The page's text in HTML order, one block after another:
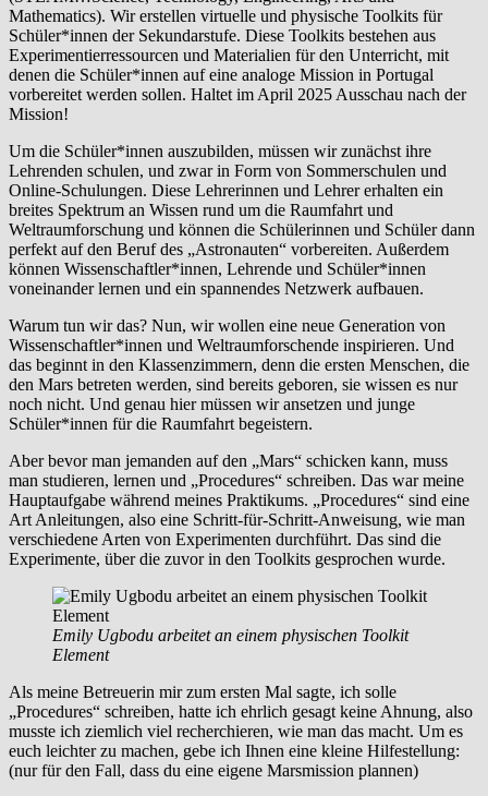
Mathematics). Wir erstellen virtuelle und physische Toolkits für
Schüler*innen der Sekundarstufe. Diese Toolkits bestehen aus
Experimentierressourcen und Materialien für den Unterricht, mit
denen die Schüler*innen auf eine analoge Mission in Portugal
vorbereitet werden sollen. Haltet im April 2025 Ausschau nach der
Mission!
Um die Schüler*innen auszubilden, müssen wir zunächst ihre
Lehrenden schulen, und zwar in Form von Sommerschulen und
Online-Schulungen. Diese Lehrerinnen und Lehrer erhalten ein
breites Spektrum an Wissen rund um die Raumfahrt und
Weltraumforschung und können die Schülerinnen und Schüler dann
perfekt auf den Beruf des „Astronauten“ vorbereiten. Außerdem
können Wissenschaftler*innen, Lehrende und Schüler*innen
voneinander lernen und ein spannendes Netzwerk aufbauen.
Warum tun wir das? Nun, wir wollen eine neue Generation von
Wissenschaftler*innen und Weltraumforschende inspirieren. Und
das beginnt in den Klassenzimmern, denn die ersten Menschen, die
den Mars betreten werden, sind bereits geboren, sie wissen es nur
noch nicht. Und genau hier müssen wir ansetzen und junge
Schüler*innen für die Raumfahrt begeistern.
Aber bevor man jemanden auf den „Mars“ schicken kann, muss
man studieren, lernen und „Procedures“ schreiben. Das war meine
Hauptaufgabe während meines Praktikums. „Procedures“ sind eine
Art Anleitungen, also eine Schritt-für-Schritt-Anweisung, wie man
verschiedene Arten von Experimenten durchführt. Das sind die
Experimente, über die zuvor in den Toolkits gesprochen wurde.
Emily Ugbodu arbeitet an einem physischen Toolkit
Element
Als meine Betreuerin mir zum ersten Mal sagte, ich solle
„Procedures“ schreiben, hatte ich ehrlich gesagt keine Ahnung, also
musste ich ziemlich viel recherchieren, wie man das macht. Um es
euch leichter zu machen, gebe ich Ihnen eine kleine Hilfestellung:
(nur für den Fall, dass du eine eigene Marsmission plannen)